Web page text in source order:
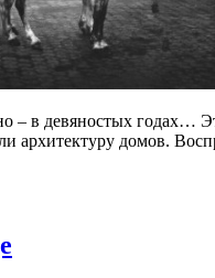
– в девяностых
архитектуру домов.